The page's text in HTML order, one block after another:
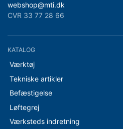
webshop@mti.dk
CVR 33 77 28 66
KATALOG
Værktøj
Tekniske artikler
Befæstigelse
Løftegrej
Værksteds indretning